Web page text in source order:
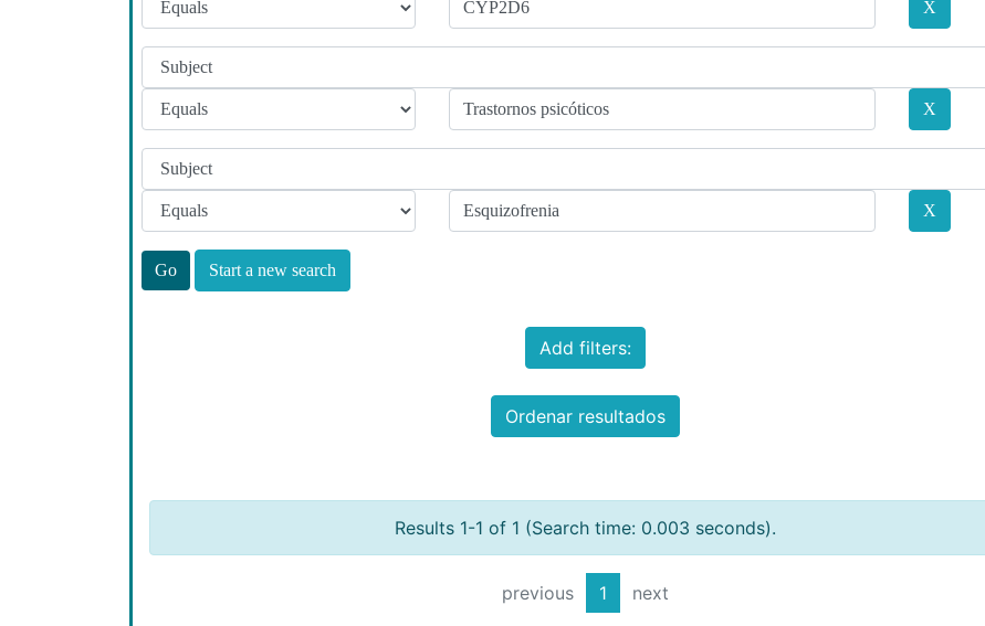
Start a new search
Add filters:
Ordenar resultados
Results 1-1 of 1 (Search time: 0.003 seconds).
previous 1 next